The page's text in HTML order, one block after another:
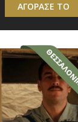
ΑΓΟΡΑΣΕ ΤΟ